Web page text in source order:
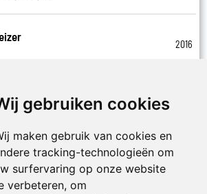
gebruiken cookies
maken gebruik van cookies en
tracking-technologieën om
surfervaring op onze website
verbeteren, om
2016
(deel 2)